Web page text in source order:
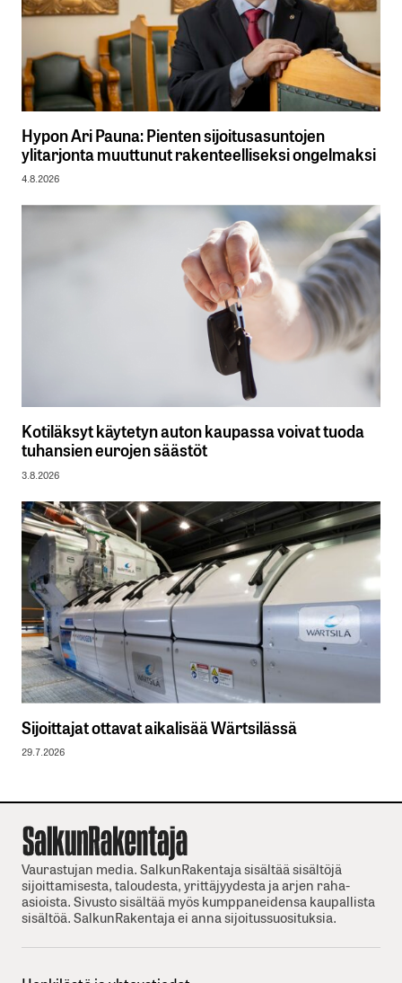
Hypon Ari Pauna: Pienten sijoitusasuntojen
ylitarjonta muuttunut rakenteelliseksi ongelmaksi
4.8.2026
Kotiläksyt käytetyn auton kaupassa voivat tuoda
tuhansien eurojen säästöt
3.8.2026
Sijoittajat ottavat aikalisää Wärtsilässä
29.7.2026
Vaurastujan media. SalkunRakentaja sisältää sisältöjä
sijoittamisesta, taloudesta, yrittäjyydesta ja arjen raha-
asioista. Sivusto sisältää myös kumppaneidensa kaupallista
sisältöä. SalkunRakentaja ei anna sijoitussuosituksia.